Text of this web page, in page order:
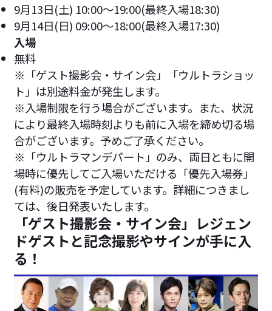
9月13日(土) 10:00～19:00(最終入場18:30)
9月14日(日) 09:00～18:00(最終入場17:30)
入場
無料
※「ゲスト撮影会・サイン会」「ウルトラショッ
ト」は別途料金が発生します。
※入場制限を行う場合がございます。また、状況
により最終入場時刻よりも前に入場を締め切る場
合がございます。予めご了承ください。
※「ウルトラマンデパート」のみ、両日ともに開
場時に優先してご入場いただける「優先入場券」
(有料)の販売を予定しています。詳細につきまし
ては、後日発表いたします。
「ゲスト撮影会・サイン会」レジェン
ドゲストと記念撮影やサインが手に入
る！